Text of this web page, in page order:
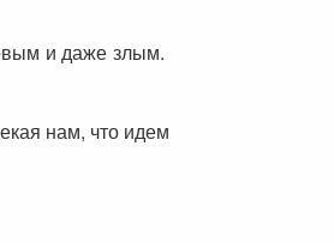
и даже злым.
нам, что идем